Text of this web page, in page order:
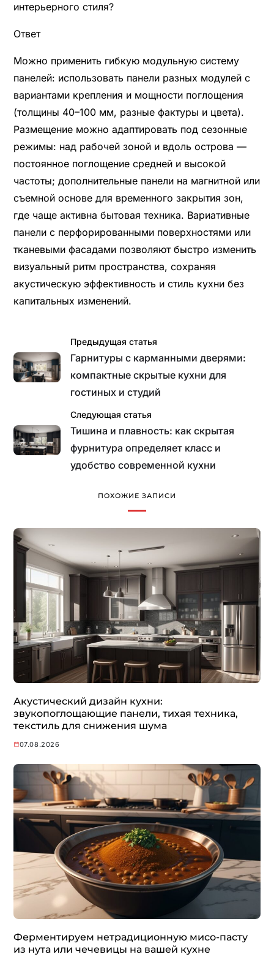
интерьерного стиля?
Ответ
Можно применить гибкую модульную систему
панелей: использовать панели разных модулей с
вариантами крепления и мощности поглощения
(толщины 40–100 мм, разные фактуры и цвета).
Размещение можно адаптировать под сезонные
режимы: над рабочей зоной и вдоль острова —
постоянное поглощение средней и высокой
частоты; дополнительные панели на магнитной или
съемной основе для временного закрытия зон,
где чаще активна бытовая техника. Вариативные
панели с перфорированными поверхностями или
тканевыми фасадами позволяют быстро изменить
визуальный ритм пространства, сохраняя
акустическую эффективность и стиль кухни без
капитальных изменений.
Предыдущая статья
Гарнитуры с карманными дверями:
компактные скрытые кухни для
гостиных и студий
Следующая статья
Тишина и плавность: как скрытая
фурнитура определяет класс и
удобство современной кухни
ПОХОЖИЕ ЗАПИСИ
Акустический дизайн кухни:
звукопоглощающие панели, тихая техника,
текстиль для снижения шума
07.08.2026
Ферментируем нетрадиционную мисо-пасту
из нута или чечевицы на вашей кухне